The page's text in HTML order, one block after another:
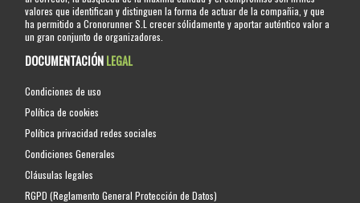
valores que identifican y distinguen la forma de actuar de la compañia, y que
ha permitido a Cronorunner S.L crecer sólidamente y aportar auténtico valor a
un gran conjunto de organizadores.
DOCUMENTACIÓNLEGAL
Condiciones de uso
Política de cookies
Política privacidad redes sociales
Condiciones Generales
Cláusulas legales
RGPD (Reglamento General Protección de Datos)